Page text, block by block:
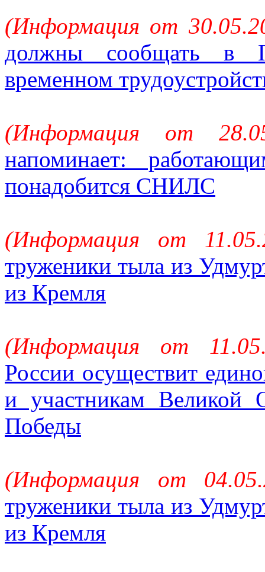
(Информация от
должны сообщать в
временном
(Информация от
напоминает:
понадобится СНИЛС
(Информация от
труженики тыла из
из Кремля
(Информация от
России осуществит
и участникам Великой
Победы
(Информация от
труженики тыла из
из Кремля